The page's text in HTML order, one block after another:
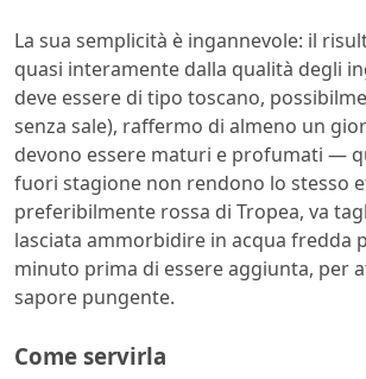
La sua semplicità è ingannevole: il
quasi interamente dalla qualità degli
deve essere di tipo toscano,
senza sale), raffermo di almeno un
devono essere maturi e profumati —
fuori stagione non rendono lo stesso
preferibilmente rossa di Tropea, va
lasciata ammorbidire in acqua fredda
minuto prima di essere aggiunta, per
sapore pungente.
Come servirla